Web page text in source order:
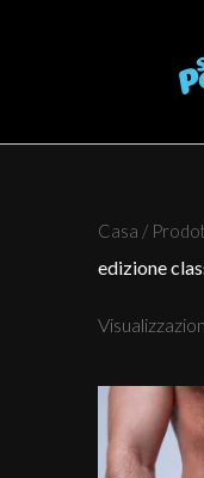
Casa /
edizione